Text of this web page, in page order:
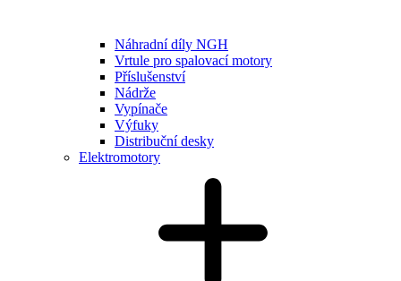
Náhradní díly NGH
Vrtule pro spalovací motory
Příslušenství
Nádrže
Vypínače
Výfuky
Distribuční desky
Elektromotory